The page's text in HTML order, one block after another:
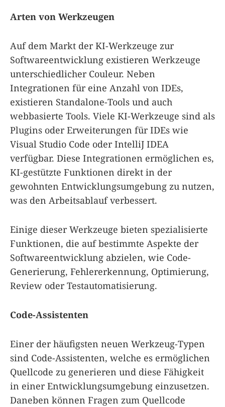
Arten von Werkzeugen
Auf dem Markt der KI-Werkzeuge zur
Softwareentwicklung existieren Werkzeuge
unterschiedlicher Couleur. Neben
Integrationen für eine Anzahl von IDEs,
existieren Standalone-Tools und auch
webbasierte Tools. Viele KI-Werkzeuge sind als
Plugins oder Erweiterungen für IDEs wie
Visual Studio Code oder IntelliJ IDEA
verfügbar. Diese Integrationen ermöglichen es,
KI-gestützte Funktionen direkt in der
gewohnten Entwicklungsumgebung zu nutzen,
was den Arbeitsablauf verbessert.
Einige dieser Werkzeuge bieten spezialisierte
Funktionen, die auf bestimmte Aspekte der
Softwareentwicklung abzielen, wie Code-
Generierung, Fehlererkennung, Optimierung,
Review oder Testautomatisierung.
Code-Assistenten
Einer der häufigsten neuen Werkzeug-Typen
sind Code-Assistenten, welche es ermöglichen
Quellcode zu generieren und diese Fähigkeit
in einer Entwicklungsumgebung einzusetzen.
Daneben können Fragen zum Quellcode